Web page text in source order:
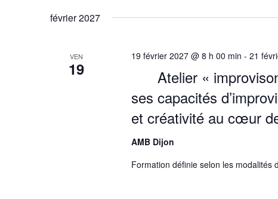
février 2027
VEN
19
Atelier «
ses capacités
et créativité au cœur
19 février 2027 @ 8 h 00 min - 21
AMB Dijon
Formation définie selon les modalités